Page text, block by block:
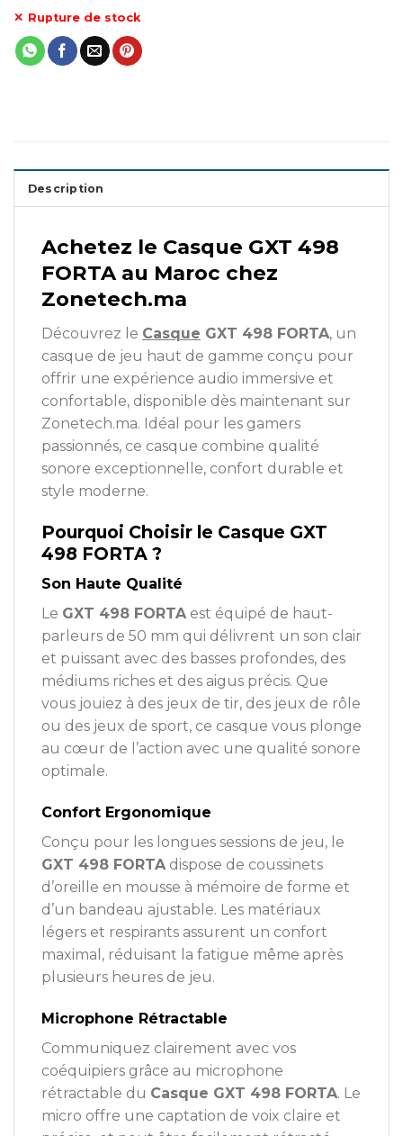
Rupture de stock
Description
Achetez le Casque GXT 498
FORTA au Maroc chez
Zonetech.ma
Découvrez le Casque GXT 498 FORTA, un
casque de jeu haut de gamme conçu pour
offrir une expérience audio immersive et
confortable, disponible dès maintenant sur
Zonetech.ma. Idéal pour les gamers
passionnés, ce casque combine qualité
sonore exceptionnelle, confort durable et
style moderne.
Pourquoi Choisir le Casque GXT
498 FORTA ?
Son Haute Qualité
Le GXT 498 FORTAest équipé de haut-
parleurs de 50 mm qui délivrent un son clair
et puissant avec des basses profondes, des
médiums riches et des aigus précis. Que
vous jouiez à des jeux de tir, des jeux de rôle
ou des jeux de sport, ce casque vous plonge
au cœur de l’action avec une qualité sonore
optimale.
Confort Ergonomique
Conçu pour les longues sessions de jeu, le
GXT 498 FORTAdispose de coussinets
d’oreille en mousse à mémoire de forme et
d’un bandeau ajustable. Les matériaux
légers et respirants assurent un confort
maximal, réduisant la fatigue même après
plusieurs heures de jeu.
Microphone Rétractable
Communiquez clairement avec vos
coéquipiers grâce au microphone
rétractable du Casque GXT 498 FORTA. Le
micro offre une captation de voix claire et